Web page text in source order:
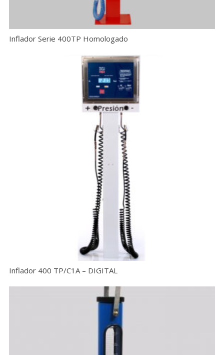
Inflador Serie 400TP Homologado
Inflador 400 TP/C1A – DIGITAL